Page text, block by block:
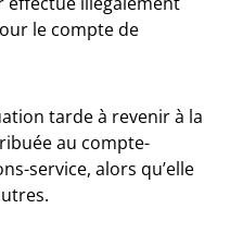
le compte de
tarde à revenir à la
au compte-
service, alors qu’elle